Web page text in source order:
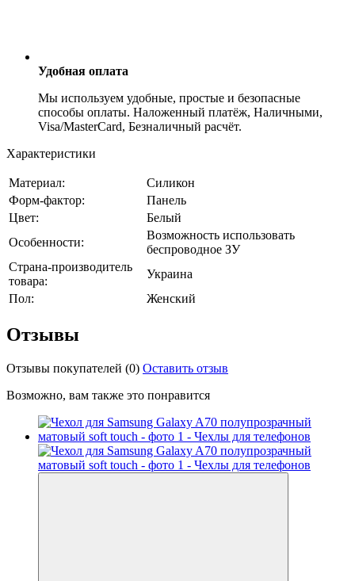
Удобная оплата
Мы используем удобные, простые и безопасные
способы оплаты. Наложенный платёж, Наличными,
Visa/MasterCard, Безналичный расчёт.
Характеристики
Материал:
Силикон
Форм-фактор:
Панель
Цвет:
Белый
Особенности:
Возможность использовать
беспроводное ЗУ
Страна-производитель
товара:
Украина
Пол:
Женский
Отзывы
Отзывы покупателей (0) Оставить отзыв
Возможно, вам также это понравится